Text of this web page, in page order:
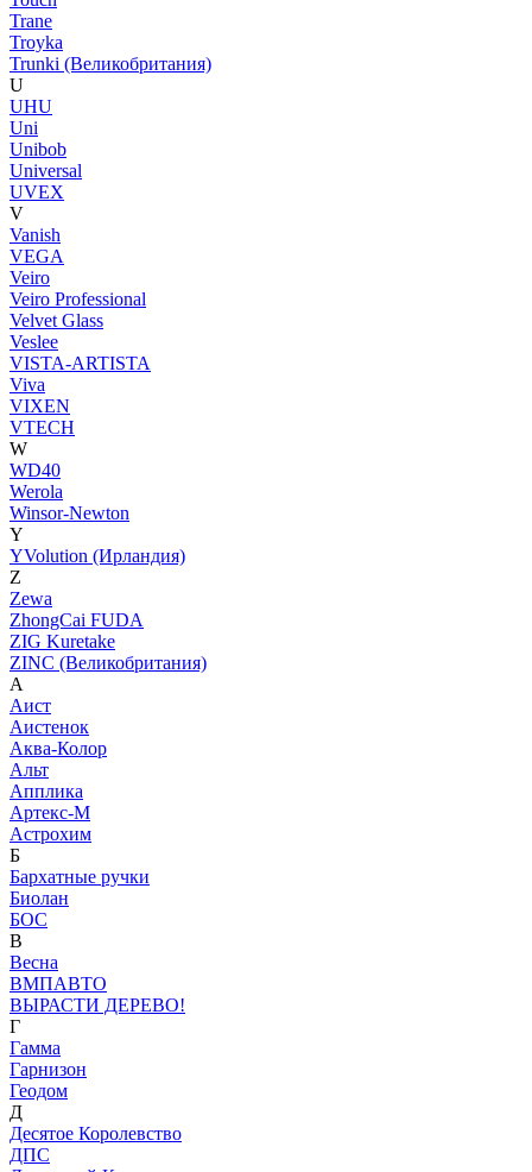
Trane
Troyka
Trunki (Великобритания)
U
UHU
Uni
Unibob
Universal
UVEX
V
Vanish
VEGA
Veiro
Veiro Professional
Velvet Glass
Veslee
VISTA-ARTISTA
Viva
VIXEN
VTECH
W
WD40
Werola
Winsor-Newton
Y
YVolution (Ирландия)
Z
Zewa
ZhongCai FUDA
ZIG Kuretake
ZINC (Великобритания)
А
Аист
Аистенок
Аква-Колор
Альт
Апплика
Артекс-М
Астрохим
Б
Бархатные ручки
Биолан
БОС
В
Весна
ВМПАВТО
ВЫРАСТИ ДЕРЕВО!
Г
Гамма
Гарнизон
Геодом
Д
Десятое Королевство
ДПС